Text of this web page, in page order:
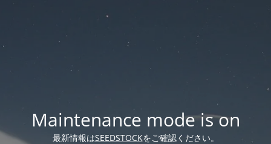
Maintenance mode is on
最新情報はSEEDSTOCKをご確認ください。